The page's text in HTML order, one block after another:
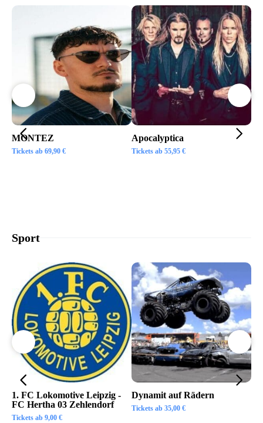
MONTEZ
Tickets ab 69,90 €
Apocalyptica
Tickets ab 55,95 €
Sport
1. FC Lokomotive Leipzig -
FC Hertha 03 Zehlendorf
Tickets ab 9,00 €
Dynamit auf Rädern
Tickets ab 35,00 €